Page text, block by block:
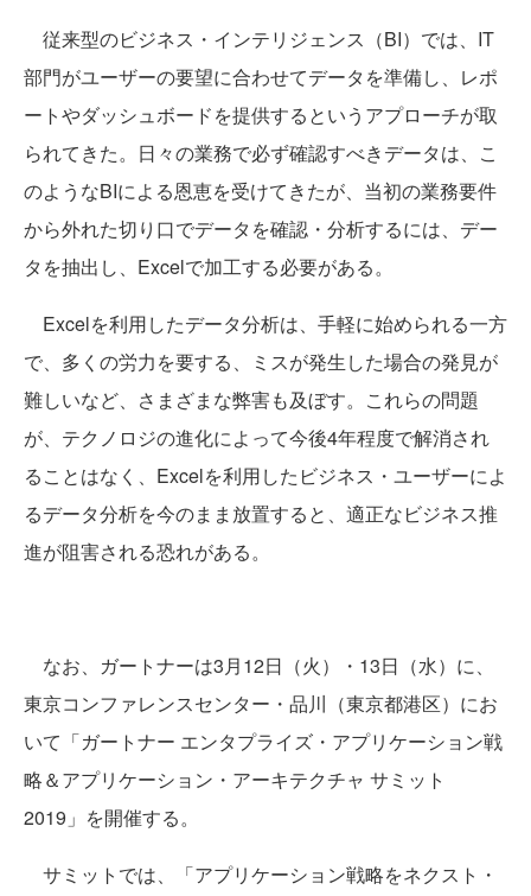
従来型のビジネス・インテリジェンス（BI）では、IT
部門がユーザーの要望に合わせてデータを準備し、レポ
ートやダッシュボードを提供するというアプローチが取
られてきた。日々の業務で必ず確認すべきデータは、こ
のようなBIによる恩恵を受けてきたが、当初の業務要件
から外れた切り口でデータを確認・分析するには、デー
タを抽出し、Excelで加工する必要がある。
Excelを利用したデータ分析は、手軽に始められる一方
で、多くの労力を要する、ミスが発生した場合の発見が
難しいなど、さまざまな弊害も及ぼす。これらの問題
が、テクノロジの進化によって今後4年程度で解消され
ることはなく、Excelを利用したビジネス・ユーザーによ
るデータ分析を今のまま放置すると、適正なビジネス推
進が阻害される恐れがある。
なお、ガートナーは3月12日（火）・13日（水）に、
東京コンファレンスセンター・品川（東京都港区）にお
いて「ガートナー エンタプライズ・アプリケーション戦
略＆アプリケーション・アーキテクチャ サミット
2019」を開催する。
サミットでは、「アプリケーション戦略をネクスト・